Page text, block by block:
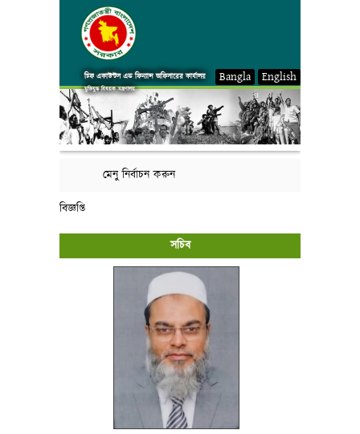
চিফ একাউন্টস এন্ড ফিন্যান্স অফিসারের কার্যালয়
মুক্তিযুদ্ধ বিষয়ক মন্ত্রণালয়
Bangla English
মেনু নির্বাচন করুন
বিজ্ঞপ্তি
সচিব